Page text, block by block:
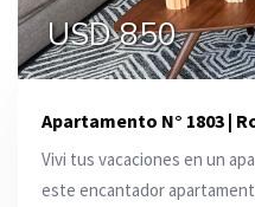
USD 850
Apartamento N° 1803 |
Vivi tus vacaciones en un
este encantador